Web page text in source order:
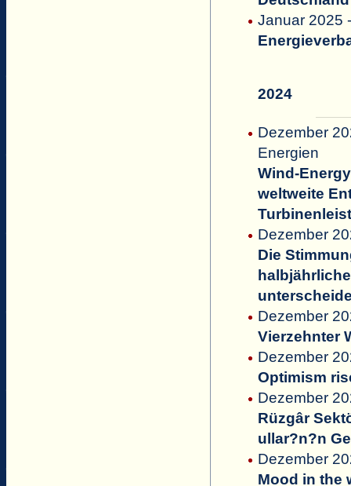
Januar 2025
2024
Dezember
Energien
Wind-
weltweite
Dezember
Die
Dezember
Vierzehnter
Dezember
Optimism
Dezember
Rüzgâr
ullar?n?n
Dezember
Mood in the